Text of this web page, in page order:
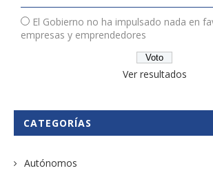
El Gobierno no ha impulsado nada en
empresas y emprendedores
Ver resultados
CATEGORÍAS
Autónomos